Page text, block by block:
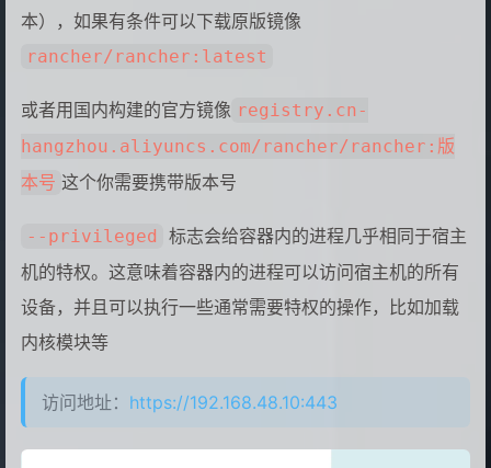
本），如果有条件可以下载原版镜像
rancher/rancher:latest
或者用国内构建的官方镜像 registry.cn-
hangzhou.aliyuncs.com/rancher/rancher:版
本号 这个你需要携带版本号
--privileged
标志会给容器内的进程几乎相同于宿主
机的特权。这意味着容器内的进程可以访问宿主机的所有
设备，并且可以执行一些通常需要特权的操作，比如加载
内核模块等
访问地址： https://192.168.48.10:443